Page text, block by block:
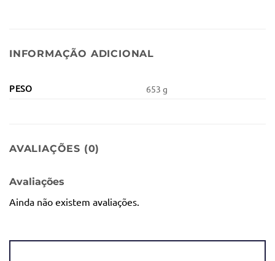
INFORMAÇÃO ADICIONAL
PESO 653 g
AVALIAÇÕES (0)
Avaliações
Ainda não existem avaliações.